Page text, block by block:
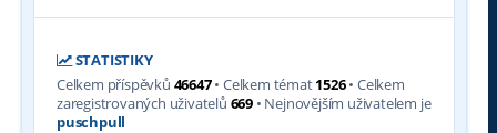
STATISTIKY
Celkem příspěvků 46647• Celkem témat1526• Celkem
zaregistrovaných uživatelů 669 • Nejnovějším uživatelem je
puschpull